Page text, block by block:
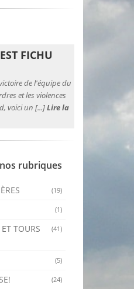
FICHU
de l'équipe du
et les violences
voici un [...]Lire la
rubriques
(19)
(1)
(41)
TOURS
(5)
(24)